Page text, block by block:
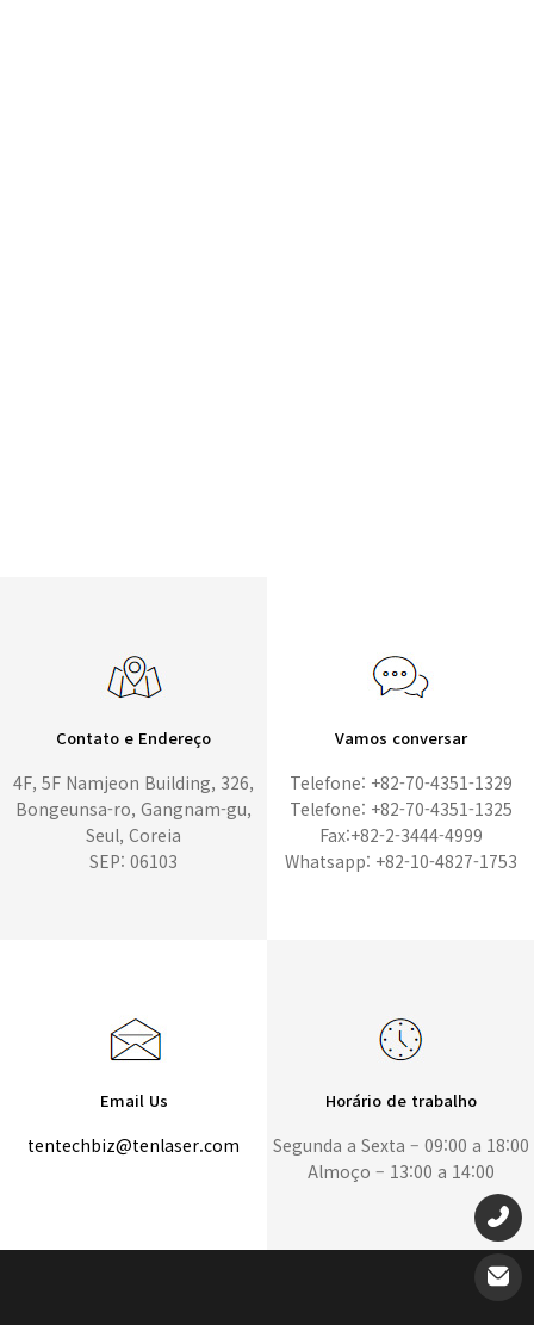
Contato e Endereço
4F, 5F Namjeon Building, 326,
Bongeunsa-ro, Gangnam-gu,
Seul, Coreia
SEP: 06103
Vamos conversar
Telefone: +82-70-4351-1329
Telefone: +82-70-4351-1325
Fax:+82-2-3444-4999
Whatsapp: +82-10-4827-1753
Email Us
tentechbiz@tenlaser.com
Horário de trabalho
Segunda a Sexta – 09:00 a 18:00
Almoço – 13:00 a 14:00